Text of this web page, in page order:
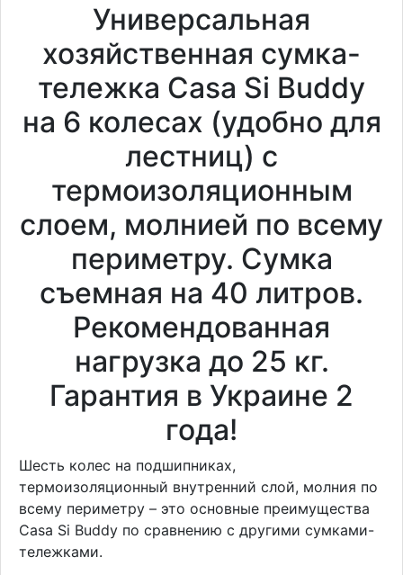
Универсальная
хозяйственная сумка-
тележка Casa Si Buddy
на 6 колесах (удобно для
лестниц) с
термоизоляционным
слоем, молнией по всему
периметру. Сумка
съемная на 40 литров.
Рекомендованная
нагрузка до 25 кг.
Гарантия в Украине 2
года!
Шесть колес на подшипниках,
термоизоляционный внутренний слой, молния по
всему периметру – это основные преимущества
Casa Si Buddy по сравнению с другими сумками-
тележками.